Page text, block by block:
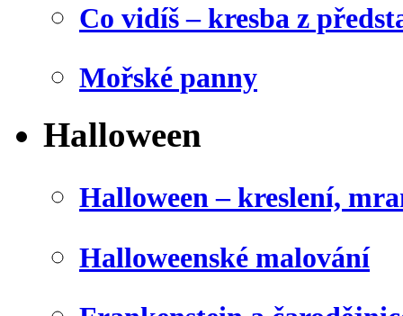
Co vidíš – kresba z
Mořské panny
Halloween
Halloween – kreslení,
Halloweenské malování